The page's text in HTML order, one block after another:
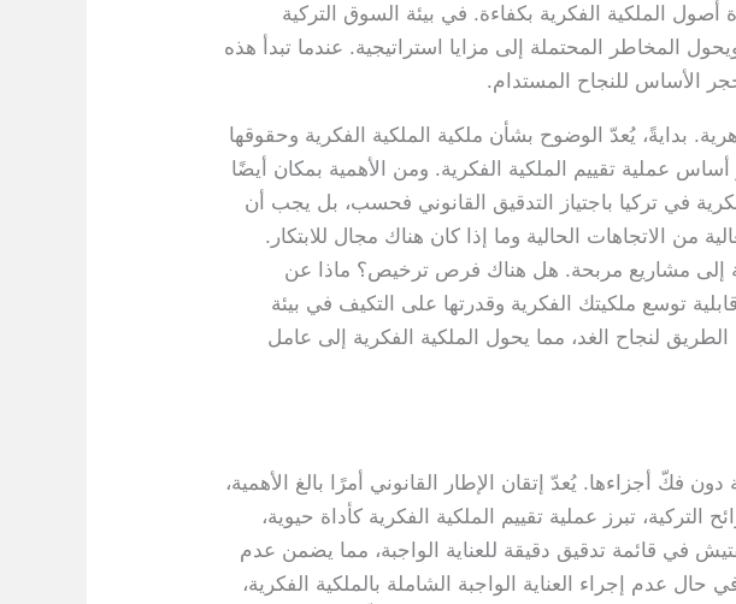
الملكية الفكرية بكفاءة. في بيئة السوق التركية
المخاطر المحتملة إلى مزايا استراتيجية. عندما تبدأ هذه
الأساس للنجاح المستدام.
بدايةً، يُعدّ الوضوح بشأن ملكية الملكية الفكرية وحقوقها
عملية تقييم الملكية الفكرية. ومن الأهمية بمكان أيضًا
في تركيا باجتياز التدقيق القانوني فحسب، بل يجب أن
من الاتجاهات الحالية وما إذا كان هناك مجال للابتكار.
إلى مشاريع مربحة. هل هناك فرص ترخيص؟ ماذا عن
توسع ملكيتك الفكرية وقدرتها على التكيف في بيئة
الطريق لنجاح الغد، مما يحول الملكية الفكرية إلى عامل
فكّ أجزاءها. يُعدّ إتقان الإطار القانوني أمرًا بالغ الأهمية،
تبرز عملية تقييم الملكية الفكرية كأداة حيوية،
في قائمة تدقيق دقيقة للعناية الواجبة، مما يضمن عدم
عدم إجراء العناية الواجبة الشاملة بالملكية الفكرية،